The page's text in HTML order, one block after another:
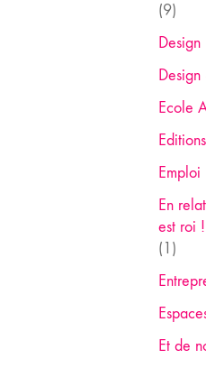
(9)
Design
Ecole
Emploi
En
est roi
(1)
Et de